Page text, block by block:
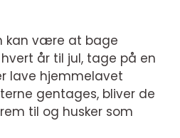
kan være at bage
år til jul, tage på en
lave hjemmelavet
gentages, bliver de
til og husker som